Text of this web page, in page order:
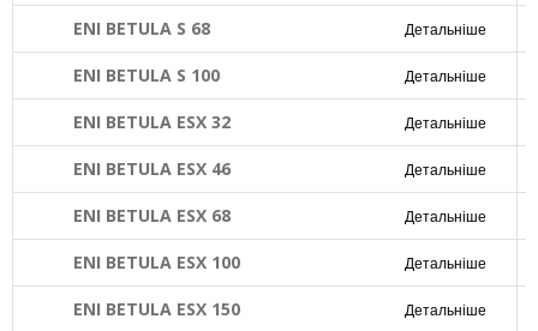
ENI BETULA S 68 Детальніше
ENI BETULA S 100 Детальніше
ENI BETULA ESX 32 Детальніше
ENI BETULA ESX 46 Детальніше
ENI BETULA ESX 68 Детальніше
ENI BETULA ESX 100 Детальніше
ENI BETULA ESX 150 Детальніше